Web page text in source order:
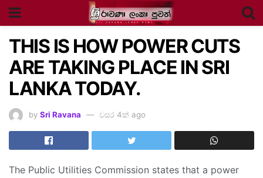
THIS IS HOW POWER CUTS
ARE TAKING PLACE IN SRI
LANKA TODAY.
by Sri Ravana වසර 4ක් ago
The Public Utilities Commission states that a power